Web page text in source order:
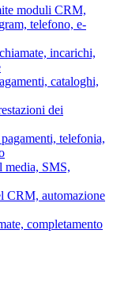
moduli CRM,
telefono, e-
incarichi,
cataloghi,
dei
telefonia,
media, SMS,
CRM, automazione
completamento